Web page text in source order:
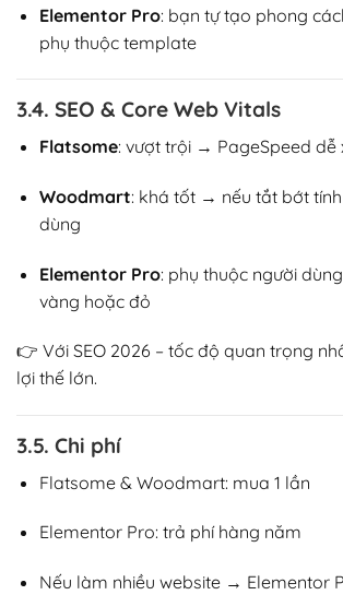
Elementor Pro: bạn tự tạo phong
phụ thuộc template
3.4. SEO & Core Web Vitals
Flatsome: vượt trội → PageSpeed dễ
Woodmart: khá tốt → nếu tắt bớt
dùng
Elementor Pro: phụ thuộc người
vàng hoặc đỏ
👉 Với SEO 2026 – tốc độ quan trọng
lợi thế lớn.
3.5. Chi phí
Flatsome & Woodmart: mua 1 lần
Elementor Pro: trả phí hàng năm
Nếu làm nhiều website → Elementor